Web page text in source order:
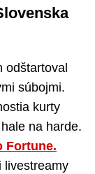
odštartoval
súbojmi.
kurty
na harde.
Fortune.
livestreamy